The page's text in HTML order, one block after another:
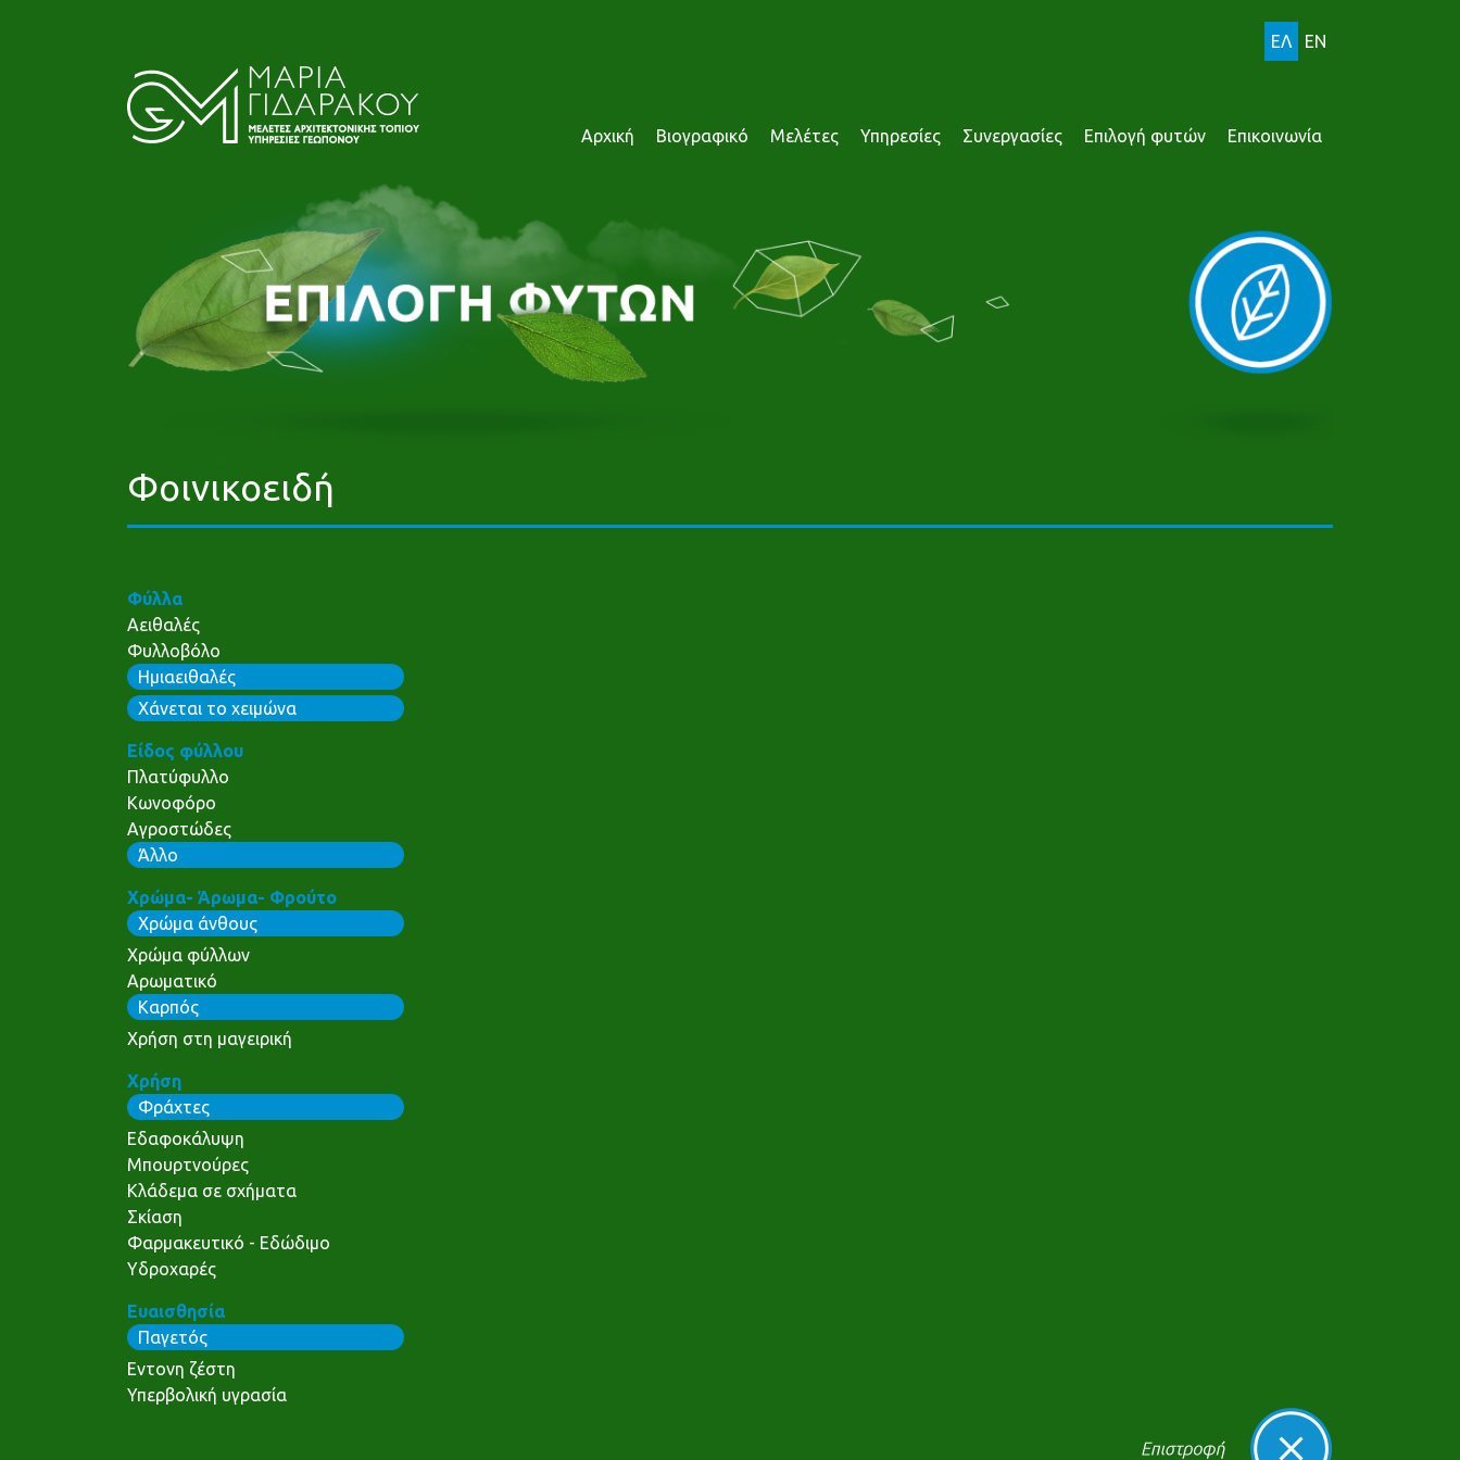
ΕΛ EN
Αρχική Βιογραφικό Μελέτες Υπηρεσίες Συνεργασίες Επιλογή φυτών Επικοινωνία
Φοινικοειδή
Φύλλα
Αειθαλές
Φυλλοβόλο
Ημιαειθαλές
Χάνεται το χειμώνα
Είδος φύλλου
Πλατύφυλλο
Κωνοφόρο
Αγροστώδες
Άλλο
Χρώμα- Άρωμα- Φρούτο
Χρώμα άνθους
Χρώμα φύλλων
Αρωματικό
Καρπός
Χρήση στη μαγειρική
Χρήση
Φράχτες
Εδαφοκάλυψη
Μπουρτνούρες
Κλάδεμα σε σχήματα
Σκίαση
Φαρμακευτικό - Εδώδιμο
Υδροχαρές
Ευαισθησία
Παγετός
Εντονη ζέστη
Υπερβολική υγρασία